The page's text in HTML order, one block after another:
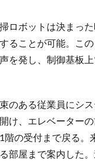
ロボットは決まっ
ることが可能。こ
を発し、制御基板
のある従業員にシ
け、エレベーターの
の受付まで戻る。
部屋まで案内した